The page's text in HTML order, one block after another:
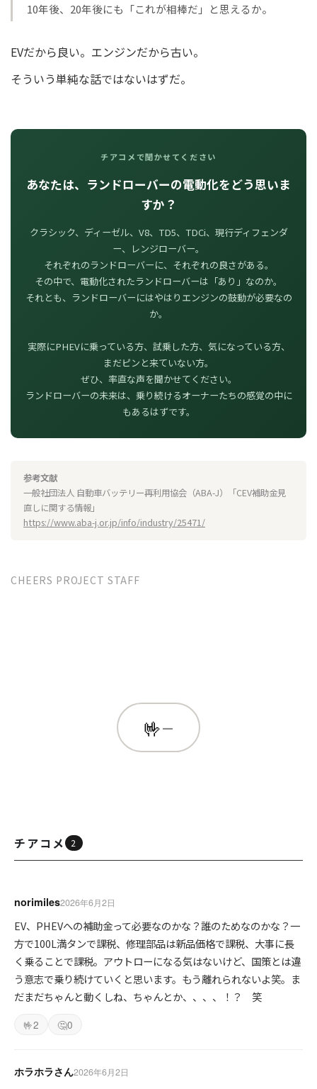
10年後、20年後にも「これが相棒だ」と思えるか。
EVだから良い。エンジンだから古い。
そういう単純な話ではないはずだ。
チアコメで聞かせてください
あなたは、ランドローバーの電動化をどう思いま
すか？
クラシック、ディーゼル、V8、TD5、TDCi、現行ディフェンダ
ー、レンジローバー。
それぞれのランドローバーに、それぞれの良さがある。
その中で、電動化されたランドローバーは「あり」なのか。
それとも、ランドローバーにはやはりエンジンの鼓動が必要なの
か。
実際にPHEVに乗っている方、試乗した方、気になっている方、
まだピンと来ていない方。
ぜひ、率直な声を聞かせてください。
ランドローバーの未来は、乗り続けるオーナーたちの感覚の中に
もあるはずです。
参考文献
一般社団法人 自動車バッテリー再利用協会（ABA-J）「CEV補助金見
直しに関する情報」
https://www.aba-j.or.jp/info/industry/25471/
CHEERS PROJECT STAFF
🤟—
チアコメ 2
norimiles2026年6月2日
EV、PHEVへの補助金って必要なのかな？誰のためなのかな？一
方で100L満タンで課税、修理部品は新品価格で課税、大事に長
く乗ることで課税。アウトローになる気はないけど、国策とは違
う意志で乗り続けていくと思います。もう離れられないよ笑。ま
だまだちゃんと動くしね、ちゃんとか、、、、！？ 笑
🤟2 🤔0
ホラホラさん2026年6月2日